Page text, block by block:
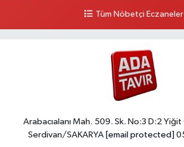
Tüm Nöbetçi Eczaneler
Arabacıalanı Mah. 509. Sk. No:3 D:2
Serdivan/SAKARYA [email protected]